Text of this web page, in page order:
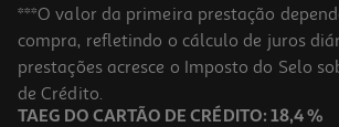
***O valor da primeira prestação
compra, refletindo o cálculo de juros
prestações acresce o Imposto do Selo
de Crédito.
TAEG DO CARTÃO DE CRÉDITO: 18,4 %